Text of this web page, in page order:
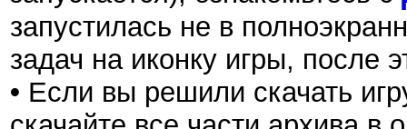
запустилась не в
задач на иконку игры, после
• Если вы решили скачать